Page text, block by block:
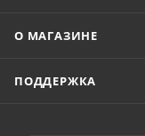
О МАГАЗИНЕ
ПОДДЕРЖКА